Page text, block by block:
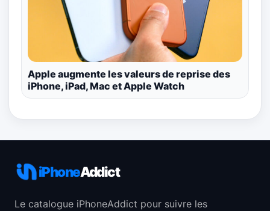
Apple augmente les valeurs de reprise des
iPhone, iPad, Mac et Apple Watch
iPhoneAddict
Le catalogue iPhoneAddict pour suivre les